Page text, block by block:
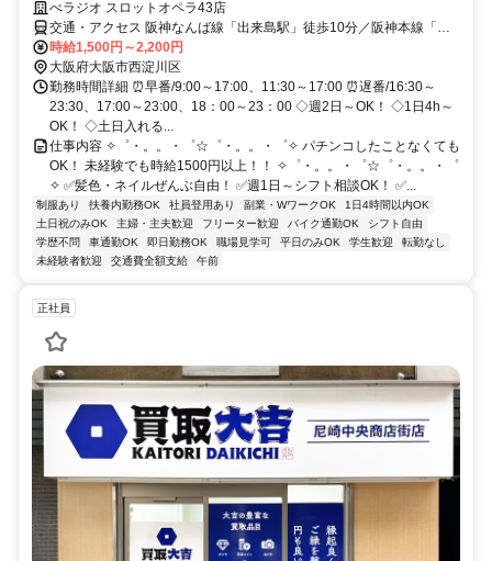
べラジオ スロットオペラ43店
交通・アクセス 阪神なんば線「出来島駅」徒歩10分／阪神本線「大
物駅」徒歩12分／阪神本線「尼崎駅」車10分
時給1,500円～2,200円
大阪府大阪市西淀川区
勤務時間詳細 ⏰早番/9:00～17:00、11:30～17:00 ⏰遅番/16:30～
23:30、17:00～23:00、18：00～23：00 ◇週2日～OK！ ◇1日4h～
OK！ ◇土日入れる...
仕事内容 ✧゜・。。・゜☆゜・。。・゜✧ パチンコしたことなくても
OK！ 未経験でも時給1500円以上！！ ✧゜・。。・゜☆゜・。。・゜
✧ ✅髪色・ネイルぜんぶ自由！ ✅週1日～シフト相談OK！ ✅...
制服あり 扶養内勤務OK 社員登用あり 副業・WワークOK
1日4時間以内OK
土日祝のみOK
主婦・主夫歓迎 フリーター歓迎 バイク通勤OK
シフト自由
学歴不問
車通勤OK 即日勤務OK 職場見学可 平日のみOK 学生歓迎
転勤なし
未経験者歓迎
交通費全額支給 午前
正社員